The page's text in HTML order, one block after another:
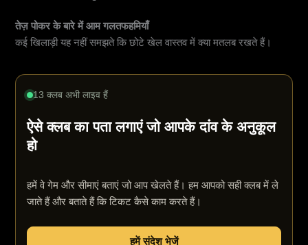
तेज़ पोकर के बारे में आम गलतफहमियाँ
कई खिलाड़ी यह नहीं समझते कि छोटे खेल वास्तव में क्या मतलब रखते हैं।
13 क्लब अभी लाइव हैं
ऐसे क्लब का पता लगाएं जो आपके दांव के अनुकूल
हो
हमें वे गेम और सीमाएं बताएं जो आप खेलते हैं। हम आपको सही क्लब में ले
जाते हैं और बताते हैं कि टिकट कैसे काम करते हैं।
हमें संदेश भेजें